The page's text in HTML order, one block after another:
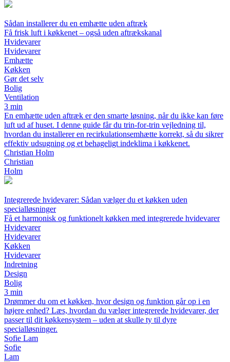
Sådan installerer du en emhætte uden aftræk
Få frisk luft i køkkenet – også uden aftrækskanal
Hvidevarer
Hvidevarer
Emhætte
Køkken
Gør det selv
Bolig
Ventilation
3 min
En emhætte uden aftræk er den smarte løsning, når du ikke kan føre
luft ud af huset. I denne guide får du trin-for-trin vejledning til,
hvordan du installerer en recirkulationsemhætte korrekt, så du sikrer
effektiv udsugning og et behageligt indeklima i køkkenet.
Christian Holm
Christian
Holm
Integrerede hvidevarer: Sådan vælger du et køkken uden
specialløsninger
Få et harmonisk og funktionelt køkken med integrerede hvidevarer
Hvidevarer
Hvidevarer
Køkken
Hvidevarer
Indretning
Design
Bolig
3 min
Drømmer du om et køkken, hvor design og funktion går op i en
højere enhed? Læs, hvordan du vælger integrerede hvidevarer, der
passer til dit køkkensystem – uden at skulle ty til dyre
specialløsninger.
Sofie Lam
Sofie
Lam